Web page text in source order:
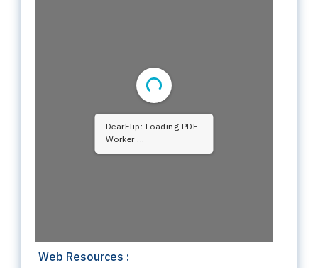
DearFlip: Loading PDF
Worker ...
Web Resources :